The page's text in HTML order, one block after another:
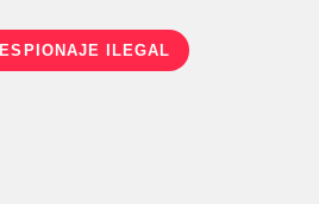
ESPIONAJE ILEGAL